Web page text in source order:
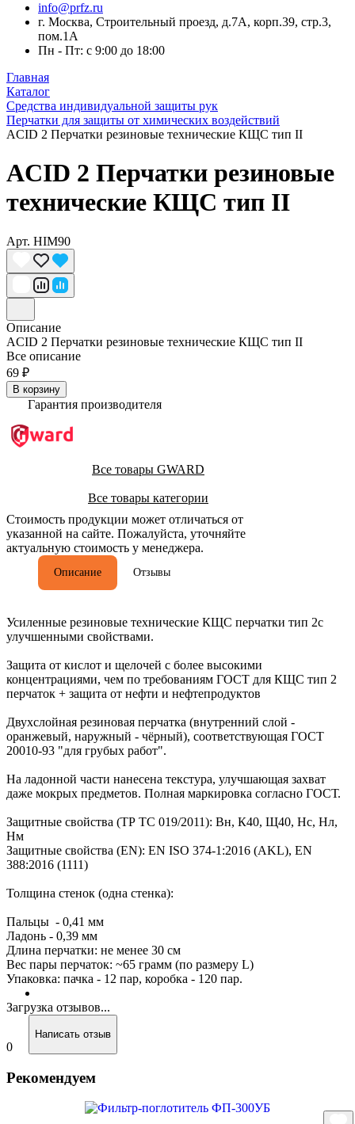
info@prfz.ru
г. Москва, Строительный проезд, д.7А, корп.39, стр.3,
пом.1А
Пн - Пт: с 9:00 до 18:00
Главная
Каталог
Средства индивидуальной защиты рук
Перчатки для защиты от химических воздействий
ACID 2 Перчатки резиновые технические КЩС тип II
ACID 2 Перчатки резиновые
технические КЩС тип II
Арт. HIM90
Описание
ACID 2 Перчатки резиновые технические КЩС тип II
Все описание
69 ₽
В корзину
Гарантия производителя
Все товары GWARD
Все товары категории
Стоимость продукции может отличаться от
указанной на сайте. Пожалуйста, уточняйте
актуальную стоимость у менеджера.
Описание Отзывы
Усиленные резиновые технические КЩС перчатки тип 2с
улучшенными свойствами.
Защита от кислот и щелочей с более высокими
концентрациями, чем по требованиям ГОСТ для КЩС тип 2
перчаток + защита от нефти и нефтепродуктов
Двухслойная резиновая перчатка (внутренний слой -
оранжевый, наружный - чёрный), соответствующая ГОСТ
20010-93 "для грубых работ".
На ладонной части нанесена текстура, улучшающая захват
даже мокрых предметов. Полная маркировка согласно ГОСТ.
Защитные свойства (ТР ТС 019/2011): Вн, К40, Щ40, Нс, Нл,
Нм
Защитные свойства (EN): EN ISO 374-1:2016 (AKL), EN
388:2016 (1111)
Толщина стенок (одна стенка):
Пальцы - 0,41 мм
Ладонь - 0,39 мм
Длина перчатки: не менее 30 см
Вес пары перчаток: ~65 грамм (по размеру L)
Упаковка: пачка - 12 пар, коробка - 120 пар.
Загрузка отзывов...
0
Написать отзыв
Рекомендуем